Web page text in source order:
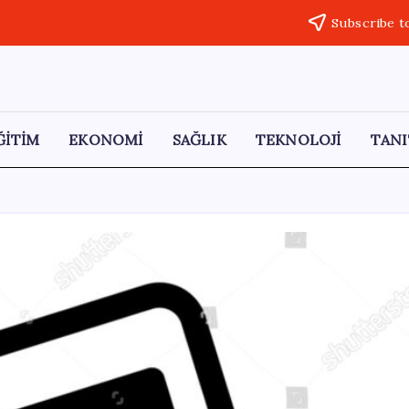
Subscribe
EKONOMİ SAĞLIK TEKNOLOJİ